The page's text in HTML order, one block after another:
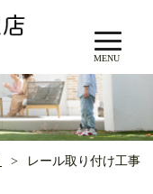
MENU
レール取り付け工事